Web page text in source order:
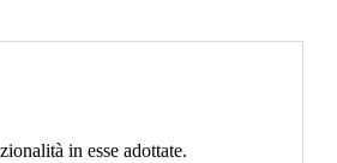
in esse adottate.